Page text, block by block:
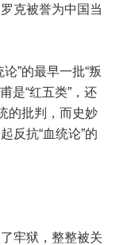
克被誉为中国当
”的最早一批“叛
是“红五类”，还
的批判，而史妙
反抗“血统论”的
牢狱，整整被关